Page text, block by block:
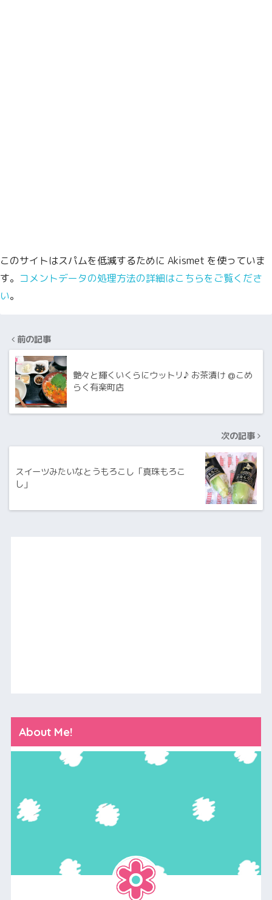
このサイトはスパムを低減するために Akismet を使っていま
す。 コメントデータの処理方法の詳細はこちらをご覧くださ
い。
前の記事
艶々と輝くいくらにウットリ♪ お茶漬け @こめ
らく有楽町店
次の記事
スイーツみたいなとうもろこし「真珠もろこ
し」
About Me!